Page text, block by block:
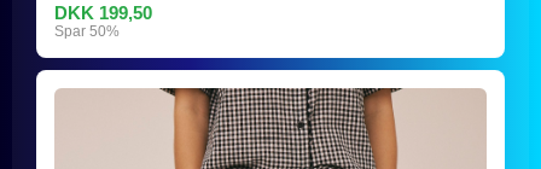
DKK 199,50
Spar 50%